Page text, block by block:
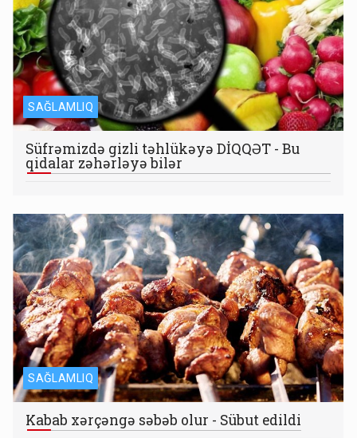
SAĞLAMLIQ
Süfrəmizdə gizli təhlükəyə DİQQƏT - Bu
qidalar zəhərləyə bilər
SAĞLAMLIQ
Kabab xərçəngə səbəb olur - Sübut edildi